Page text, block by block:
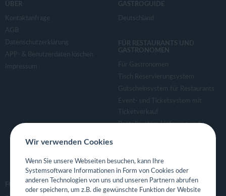
ÜBER
Kontaktanfrage
AGB
Datenschutzerklärung
APP- & Benutzerdaten löschen
Impressum
GASTROGUIDE
Deutschland
FÜR RESTAURANTS UND
GASTRONOMEN
Für Gastronomen
Tisch Reservierungsystem
Gutscheinsystem für Restaurants
Event- und Ticketsystem mit
Ticketverkauf
Bestellsystem Lieferung und
Eigene App für Restaurant
FOLGE UNS
Wir verwenden Cookies
Wenn Sie unsere Webseiten besuchen, kann Ihre
Systemsoftware Informationen in Form von Cookies oder
anderen Technologien von uns und unseren Partnern abrufen
oder speichern, um z.B. die gewünschte Funktion der Website